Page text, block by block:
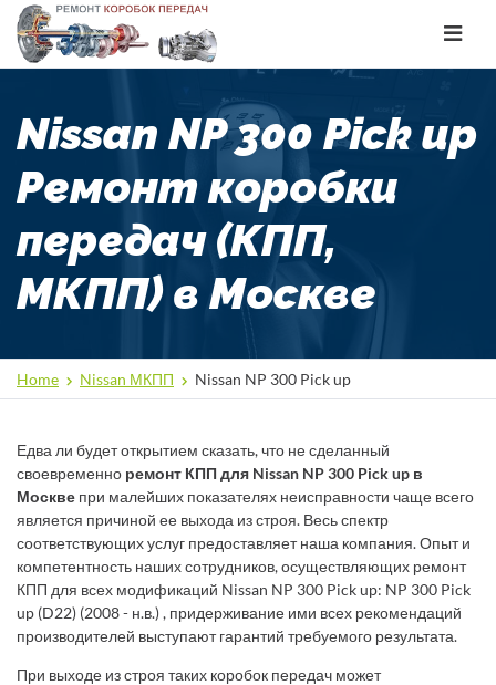
Toggle
Nissan NP 300 Pick up
Ремонт коробки
передач (КПП,
МКПП) в Москве
Home Nissan МКПП Nissan NP 300 Pick up
Едва ли будет открытием сказать, что не сделанный
своевременно ремонт КПП для Nissan NP 300 Pick up в
Москве при малейших показателях неисправности чаще всего
является причиной ее выхода из строя. Весь спектр
соответствующих услуг предоставляет наша компания. Опыт и
компетентность наших сотрудников, осуществляющих ремонт
КПП для всех модификаций Nissan NP 300 Pick up: NP 300 Pick
up (D22) (2008 - н.в.) , придерживание ими всех рекомендаций
производителей выступают гарантий требуемого результата.
При выходе из строя таких коробок передач может